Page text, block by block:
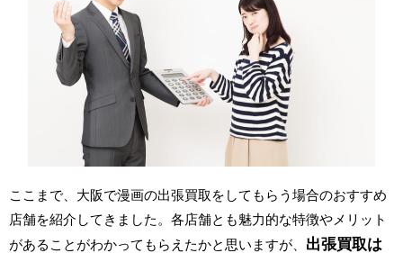
ここまで、大阪で漫画の出張買取をしてもらう場合のおすすめ
店舗を紹介してきました。各店舗とも魅力的な特徴やメリット
があることがわかってもらえたかと思いますが、 出張買取は